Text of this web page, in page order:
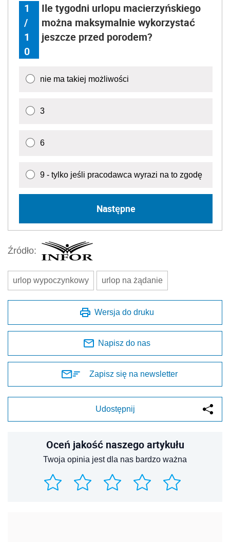
1
/
1
0
Ile tygodni urlopu macierzyńskiego
można maksymalnie wykorzystać
jeszcze przed porodem?
nie ma takiej możliwości
3
6
9 - tylko jeśli pracodawca wyrazi na to zgodę
Następne
Źródło:
urlop wypoczynkowy urlop na żądanie
Wersja do druku
Napisz do nas
Zapisz się na newsletter
Udostępnij
Oceń jakość naszego artykułu
Twoja opinia jest dla nas bardzo ważna